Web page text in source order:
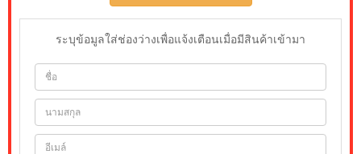
ระบุข้อมูลใส่ช่องว่างเพื่อแจ้งเตือนเมื่อมีสินค้าเข้ามา